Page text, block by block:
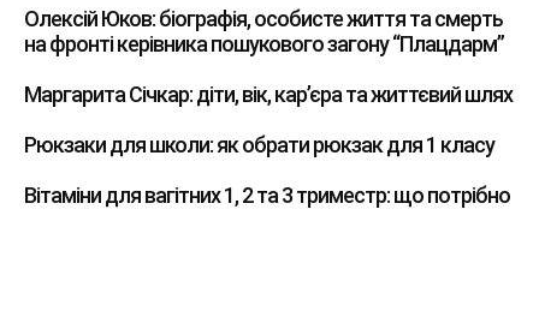
Олексій Юков: біографія, особисте життя та смерть
на фронті керівника пошукового загону “Плацдарм”
Маргарита Січкар: діти, вік, кар’єра та життєвий шлях
Рюкзаки для школи: як обрати рюкзак для 1 класу
Вітаміни для вагітних 1, 2 та 3 триместр: що потрібно